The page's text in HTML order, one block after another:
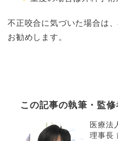
不正咬合に気づいた場合は
お勧めします。
この記事の執筆・監修
医療法
理事長